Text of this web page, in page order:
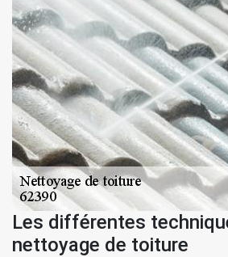
Les différentes
nettoyage de toiture